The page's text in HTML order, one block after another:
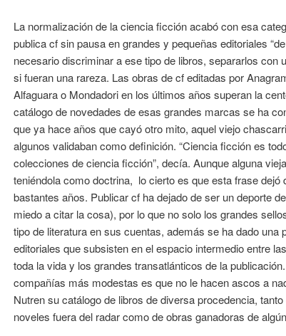
La normalización de la ciencia ficción acabó con esa
publica cf sin pausa en grandes y pequeñas editoriales
necesario discriminar a ese tipo de libros, separarlos con
si fueran una rareza. Las obras de cf editadas por
Alfaguara o Mondadori en los últimos años superan la
catálogo de novedades de esas grandes marcas se ha
que ya hace años que cayó otro mito, aquel viejo
algunos validaban como definición. “Ciencia ficción es
colecciones de ciencia ficción”, decía. Aunque alguna
teniéndola como doctrina, lo cierto es que esta frase dejó
bastantes años. Publicar cf ha dejado de ser un deporte
miedo a citar la cosa), por lo que no solo los grandes
tipo de literatura en sus cuentas, además se ha dado una
editoriales que subsisten en el espacio intermedio entre
toda la vida y los grandes transatlánticos de la
compañías más modestas es que no le hacen ascos a
Nutren su catálogo de libros de diversa procedencia,
noveles fuera del radar como de obras ganadoras de